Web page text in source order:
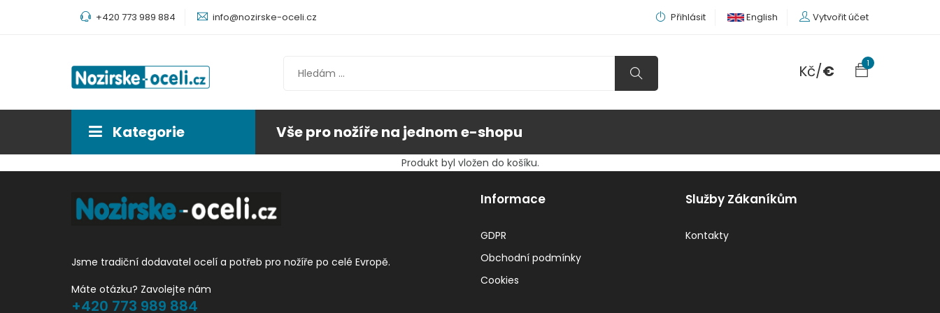
+420 773 989 884 info@nozirske-oceli.cz Přihlásit English Vytvořit účet
Kč/€ 1
Kategorie Vše pro nožíře na jednom e-shopu
Produkt byl vložen do košíku.
Jsme tradiční dodavatel ocelí a potřeb pro nožíře po celé Evropě.
Máte otázku? Zavolejte nám
+420 773 989 884
Informace
GDPR
Obchodní podmínky
Cookies
Služby Zákaníkům
Kontakty